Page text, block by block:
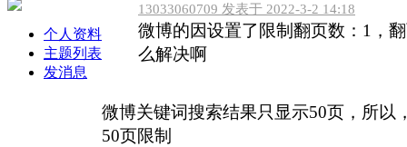
个人资料
主题列表
发消息
13033060709 发表于 2022-3-2 14:18
微博的因设置了限制翻页数：1，
么解决啊
微博关键词搜索结果只显示50页，所以
50页限制